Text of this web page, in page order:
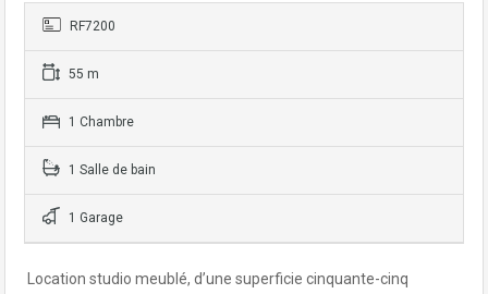
RF7200
55 m
1 Chambre
1 Salle de bain
1 Garage
Location studio meublé, d’une superficie cinquante-cinq